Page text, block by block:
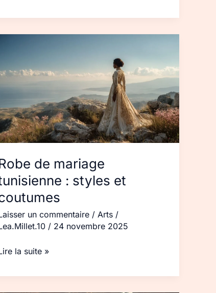
de mariage
: styles et
un commentaire / Arts /
/ 24 novembre 2025
mariage
tunisienne :
la suite »